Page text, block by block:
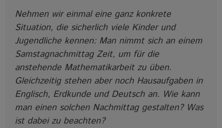
Nehmen wir einmal eine ganz konkrete
Situation, die sicherlich viele Kinder und
Jugendliche kennen: Man nimmt sich an einem
Samstagnachmittag Zeit, um für die
anstehende Mathematikarbeit zu üben.
Gleichzeitig stehen aber noch Hausaufgaben in
Englisch, Erdkunde und Deutsch an. Wie kann
man einen solchen Nachmittag gestalten? Was
ist dabei zu beachten?